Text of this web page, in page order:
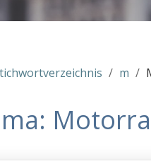
/ m /